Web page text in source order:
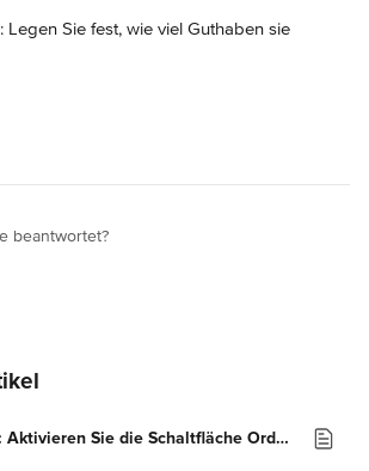
: Legen Sie fest, wie viel Guthaben sie
beantwortet?
Deliverect Direct: Aktivieren Sie die Schaltfläche Order Food und verwenden Sie Sticker auf Instagram